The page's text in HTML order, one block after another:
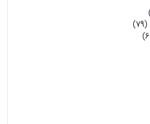
(79)